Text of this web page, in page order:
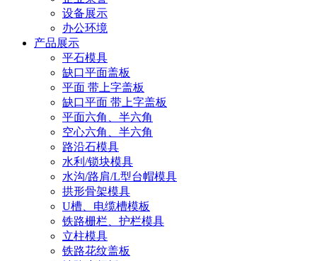
设备展示
办公环境
产品展示
平石模具
缺口平面盖板
平面 带上字盖板
缺口平面 带上字盖板
平面六角、半六角
空心六角、半六角
路沿石模具
水利/锁块模具
水沟/路肩/L型台帽模具
拱形骨架模具
U槽、电缆槽模板
铁路栅栏、护栏模具
立柱模具
铁路花纹盖板